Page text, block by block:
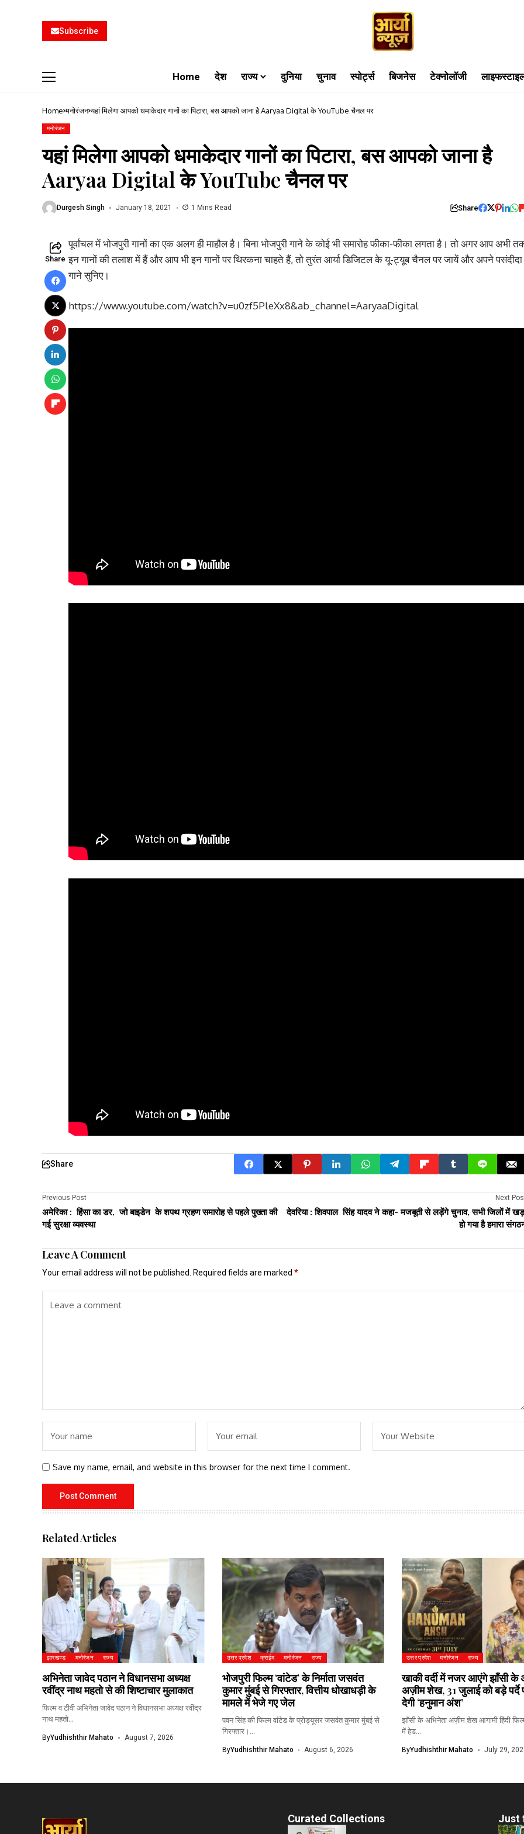
Subscribe
Home देश राज्य दुनिया चुनाव स्पोर्ट्स बिजनेस टेक्नोलॉजी
Home मनोरंजन यहां मिलेगा आपको धमाकेदार गानों का पिटारा, बस आपको जाना है Aaryaa Digital के YouTube चैनल पर
मनोरंजन
यहां मिलेगा आपको धमाकेदार गानों का पिटारा, बस आपको जाना है
Aaryaa Digital के YouTube चैनल पर
Durgesh Singh January 18, 2021 1 Mins Read Share
Share
पूर्वांचल में भोजपुरी गानों का एक अलग ही माहौल है। बिना भोजपुरी गाने के कोई भी समारोह फीका-फीका लगता है। तो अगर आप अभी
इन गानों की तलाश में हैं और आप भी इन गानों पर थिरकना चाहते हैं, तो तुरंत आर्या डिजिटल के यू-ट्यूब चैनल पर जायें और अपने पसंदीदा
गाने सुनिए।
https://www.youtube.com/watch?v=u0zf5PleXx8&ab_channel=AaryaaDigital
Share
Previous Post
अमेरिका : हिंसा का डर, जो बाइडेन के शपथ ग्रहण समारोह से पहले पुख्ता की
गई सुरक्षा व्यवस्था
Next
देवरिया : शिवपाल सिंह यादव ने कहा- मजबूती से लड़ेंगे चुनाव, सभी जिलों में
हो गया है हमारा
Leave A Comment
Your email address will not be published. Required fields are marked *
Save my name, email, and website in this browser for the next time I comment.
Related Articles
झारखण्ड मनोरंजन राज्य
अभिनेता जावेद पठान ने विधानसभा अध्यक्ष
रवींद्र नाथ महतो से की शिष्टाचार मुलाकात
फिल्म व टीवी अभिनेता जावेद पठान ने विधानसभा अध्यक्ष रवींद्र
नाथ महतो...
ByYudhishthir Mahato August 7, 2026
उत्तर प्रदेश क्राईम मनोरंजन राज्य
भोजपुरी फिल्म ‘वांटेड’ के निर्माता जसवंत
कुमार मुंबई से गिरफ्तार, वित्तीय धोखाधड़ी के
मामले में भेजे गए जेल
पवन सिंह की फिल्म वांटेड के प्रोड्यूसर जसवंत कुमार मुंबई से
गिरफ्तार।...
ByYudhishthir Mahato August 6, 2026
उत्तर प्रदेश मनोरंजन राज्य
खाकी वर्दी में नजर आएंगे झाँसी के
अज़ीम शेख, 31 जुलाई को बड़े
देगी ‘हनुमान अंश’
झाँसी के अभिनेता अज़ीम शेख आगामी हिंदी
में हेड...
ByYudhishthir Mahato July 29,
Curated Collections Just